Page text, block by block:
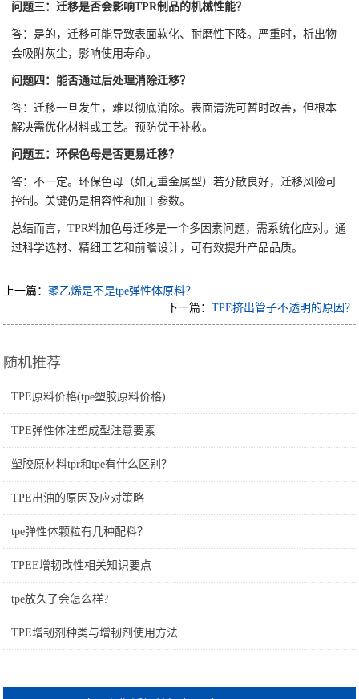
问题三：迁移是否会影响TPR制品的机械性能？
答：是的，迁移可能导致表面软化、耐磨性下降。严重时，析出物
会吸附灰尘，影响使用寿命。
问题四：能否通过后处理消除迁移？
答：迁移一旦发生，难以彻底消除。表面清洗可暂时改善，但根本
解决需优化材料或工艺。预防优于补救。
问题五：环保色母是否更易迁移？
答：不一定。环保色母（如无重金属型）若分散良好，迁移风险可
控制。关键仍是相容性和加工参数。
总结而言，TPR料加色母迁移是一个多因素问题，需系统化应对。通
过科学选材、精细工艺和前瞻设计，可有效提升产品品质。
上一篇：聚乙烯是不是tpe弹性体原料？
下一篇： TPE挤出管子不透明的原因？
随机推荐
TPE原料价格(tpe塑胶原料价格)
TPE弹性体注塑成型注意要素
塑胶原材料tpr和tpe有什么区别？
TPE出油的原因及应对策略
tpe弹性体颗粒有几种配料？
TPEE增韧改性相关知识要点
tpe放久了会怎么样?
TPE增韧剂种类与增韧剂使用方法